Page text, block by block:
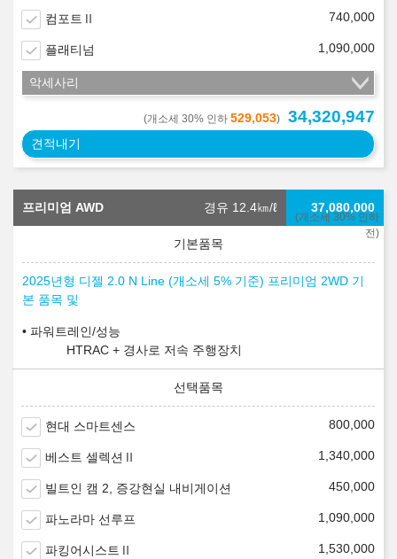
컴포트Ⅱ 740,000
플래티넘 1,090,000
악세사리
(개소세 30% 인하 529,053) 34,320,947
견적내기
프리미엄 AWD 경유 12.4㎞/ℓ
(개소세 30% 인하
전)
37,080,000
2025년형 디젤 2.0 N Line (개소세 5% 기준) 프리미엄 2WD 기
본 품목 및
파워트레인/성능
HTRAC + 경사로 저속 주행장치
현대 스마트센스 800,000
베스트 셀렉션Ⅱ 1,340,000
빌트인 캠 2, 증강현실 내비게이션 450,000
파노라마 선루프 1,090,000
파킹어시스트Ⅱ 1,530,000